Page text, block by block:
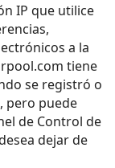
IP que utilice
a la
tiene
se registró o
pero puede
de Control de
dejar de